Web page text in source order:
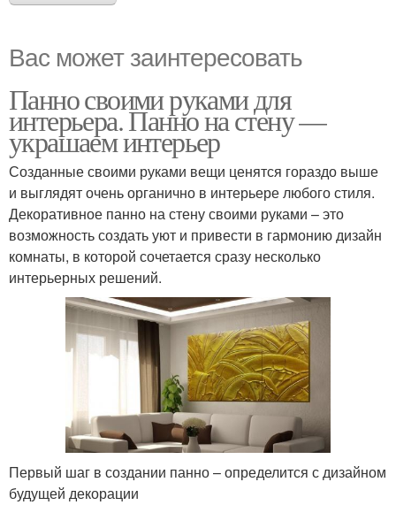
Вас может заинтересовать
Панно своими руками для
интерьера. Панно на стену —
украшаем интерьер
Созданные своими руками вещи ценятся гораздо выше
и выглядят очень органично в интерьере любого стиля.
Декоративное панно на стену своими руками – это
возможность создать уют и привести в гармонию дизайн
комнаты, в которой сочетается сразу несколько
интерьерных решений.
Первый шаг в создании панно – определится с дизайном
будущей декорации